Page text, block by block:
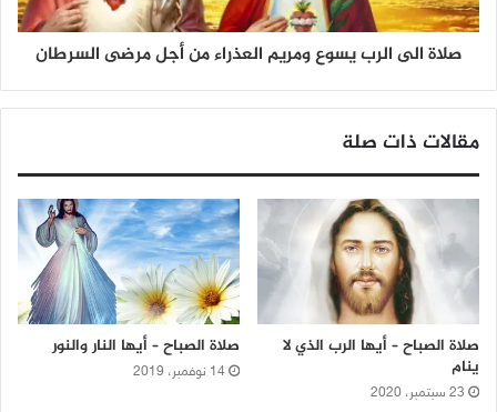
صلاة الى الرب يسوع ومريم العذراء من أجل مرضى السرطان
مقالات ذات صلة
صلاة الصباح – أيها الرب الذي لا
ينام
23 سبتمبر، 2020
صلاة الصباح – أيها النار والنور
14 نوفمبر، 2019